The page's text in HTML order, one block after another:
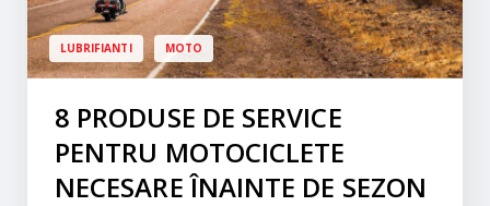
LUBRIFIANTI MOTO
8 PRODUSE DE SERVICE
PENTRU MOTOCICLETE
NECESARE ÎNAINTE DE SEZON